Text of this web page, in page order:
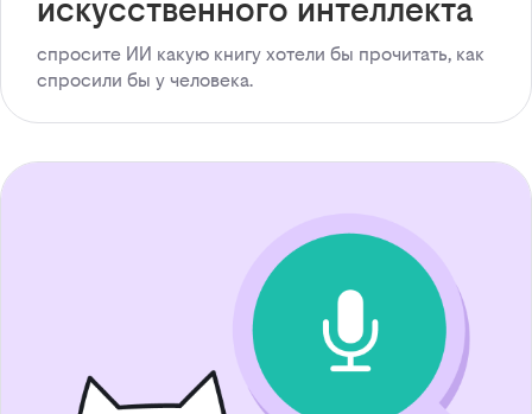
искусственного интеллекта
спросите ИИ какую книгу хотели бы прочитать, как
спросили бы у человека.